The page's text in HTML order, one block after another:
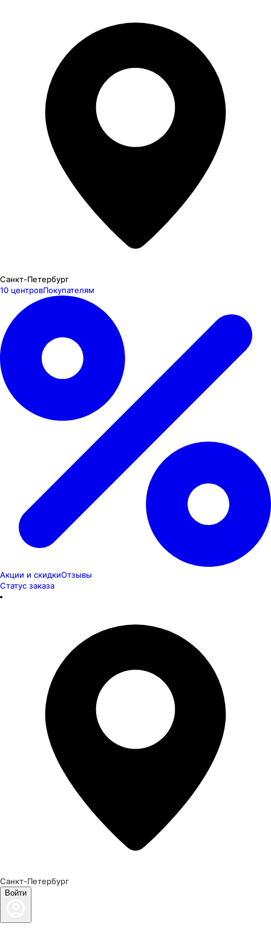
Санкт-Петербург
10 центровПокупателям
Акции и скидкиОтзывы
Статус заказа
Санкт-Петербург
Войти